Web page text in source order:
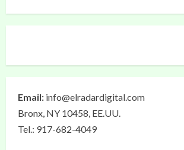
Email: info@elradardigital.com
Bronx, NY 10458, EE.UU.
Tel.: 917-682-4049